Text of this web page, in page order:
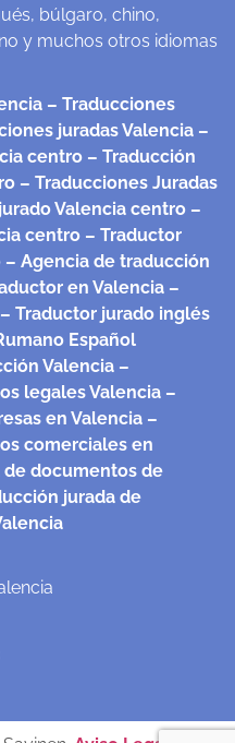
búlgaro, chino,
y muchos otros idiomas
– Traducciones
juradas Valencia –
centro – Traducción
– Traducciones Juradas
Valencia centro –
centro – Traductor
– Agencia de traducción
en Valencia –
– Traductor jurado inglés
Español
Valencia –
legales Valencia –
en Valencia –
comerciales en
de documentos de
jurada de